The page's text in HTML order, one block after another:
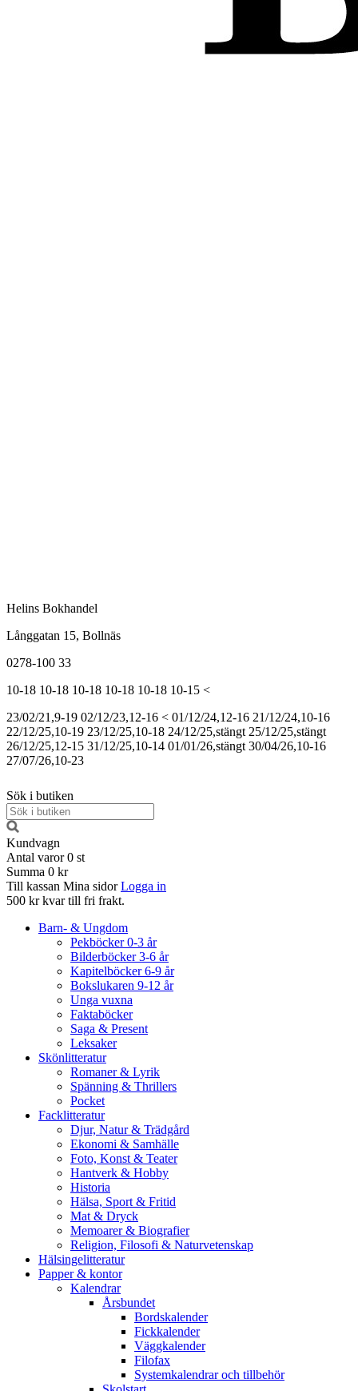
Helins Bokhandel
Långgatan 15, Bollnäs
0278-100 33
10-18 10-18 10-18 10-18 10-18 10-15 <
23/02/21,9-19 02/12/23,12-16 < 01/12/24,12-16 21/12/24,10-16
22/12/25,10-19 23/12/25,10-18 24/12/25,stängt 25/12/25,stängt
26/12/25,12-15 31/12/25,10-14 01/01/26,stängt 30/04/26,10-16
27/07/26,10-23
Sök i butiken
Kundvagn
Antal varor 0 st
Summa 0 kr
Till kassan Mina sidor Logga in
500 kr kvar till fri frakt.
Barn- & Ungdom
Pekböcker 0-3 år
Bilderböcker 3-6 år
Kapitelböcker 6-9 år
Bokslukaren 9-12 år
Unga vuxna
Faktaböcker
Saga & Present
Leksaker
Skönlitteratur
Romaner & Lyrik
Spänning & Thrillers
Pocket
Facklitteratur
Djur, Natur & Trädgård
Ekonomi & Samhälle
Foto, Konst & Teater
Hantverk & Hobby
Historia
Hälsa, Sport & Fritid
Mat & Dryck
Memoarer & Biografier
Religion, Filosofi & Naturvetenskap
Hälsingelitteratur
Papper & kontor
Kalendrar
Årsbundet
Bordskalender
Fickkalender
Väggkalender
Filofax
Systemkalendrar och tillbehör